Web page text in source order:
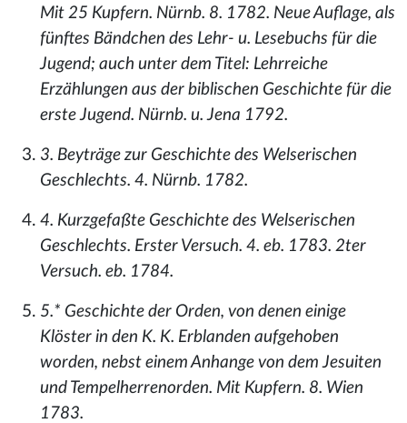
Mit 25 Kupfern. Nürnb. 8. 1782. Neue Auflage, als
fünftes Bändchen des Lehr- u. Lesebuchs für die
Jugend; auch unter dem Titel: Lehrreiche
Erzählungen aus der biblischen Geschichte für die
erste Jugend. Nürnb. u. Jena 1792.
3. Beyträge zur Geschichte des Welserischen
Geschlechts. 4. Nürnb. 1782.
4. Kurzgefaßte Geschichte des Welserischen
Geschlechts. Erster Versuch. 4. eb. 1783. 2ter
Versuch. eb. 1784.
5.* Geschichte der Orden, von denen einige
Klöster in den K. K. Erblanden aufgehoben
worden, nebst einem Anhange von dem Jesuiten
und Tempelherrenorden. Mit Kupfern. 8. Wien
1783.